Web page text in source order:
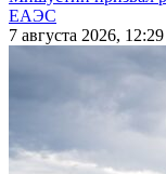
ЕАЭС
7 августа 2026, 12:29